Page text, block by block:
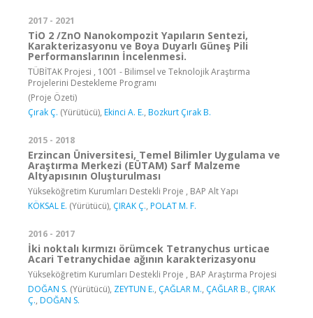
2017 - 2021
TiO 2 /ZnO Nanokompozit Yapıların Sentezi,
Karakterizasyonu ve Boya Duyarlı Güneş Pili
Performanslarının İncelenmesi.
TÜBİTAK Projesi , 1001 - Bilimsel ve Teknolojik Araştırma
Projelerini Destekleme Programı
(Proje Özeti)
Çırak Ç. (Yürütücü), Ekinci A. E., Bozkurt Çırak B.
2015 - 2018
Erzincan Üniversitesi, Temel Bilimler Uygulama ve
Araştırma Merkezi (EÜTAM) Sarf Malzeme
Altyapısının Oluşturulması
Yükseköğretim Kurumları Destekli Proje , BAP Alt Yapı
KÖKSAL E. (Yürütücü), ÇIRAK Ç., POLAT M. F.
2016 - 2017
İki noktalı kırmızı örümcek Tetranychus urticae
Acari Tetranychidae ağının karakterizasyonu
Yükseköğretim Kurumları Destekli Proje , BAP Araştırma Projesi
DOĞAN S. (Yürütücü), ZEYTUN E., ÇAĞLAR M., ÇAĞLAR B., ÇIRAK
Ç., DOĞAN S.